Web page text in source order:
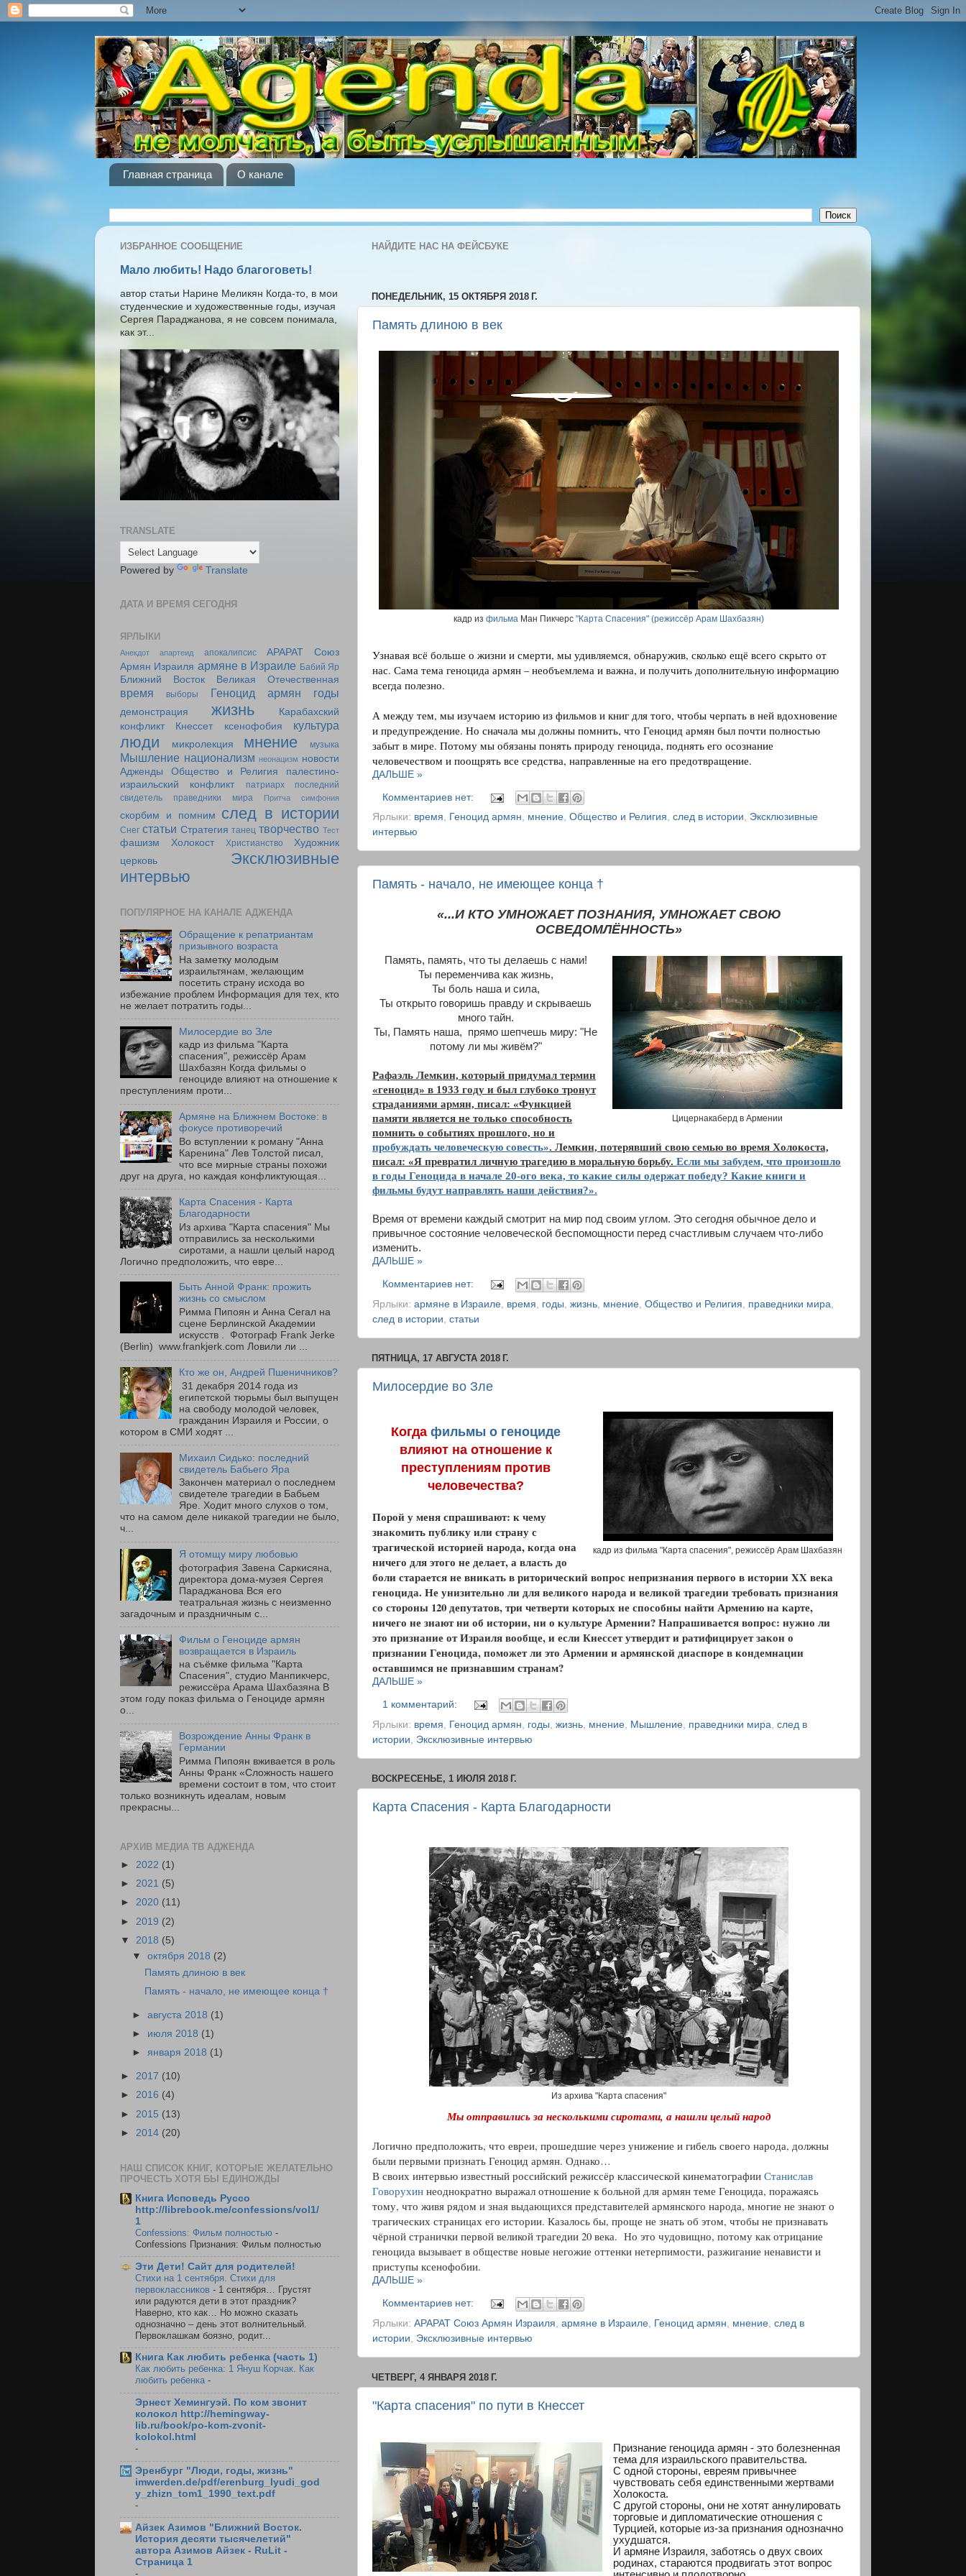
Главная страница О канале
НАЙДИТЕ НАС НА ФЕЙСБУКЕ
ПОНЕДЕЛЬНИК, 15 ОКТЯБРЯ 2018 Г.
Память длиною в век
кадр из фильма Ман Пикчерс "Карта Спасения" (режиссёр Арам Шахбазян)
Узнавая всё больше о жизни и смерти, мы удивляемся, обнаружив, сколько ещё всего скрыто от
нас. Сама тема геноцида армян – необъемлема и важна, и получить дополнительную информацию
А между тем, мы изучаем историю из фильмов и книг для того, чтобы черпать в ней вдохновение
и предупреждение. Но сначала мы должны помнить, что Геноцид армян был почти полностью
забыт в мире. Потому мы обязаны понять природу геноцида, поднять его осознание
человечеством и поощрять все средства, направленные на его предотвращение.
ДАЛЬШЕ »
Комментариев нет:
Ярлыки: время, Геноцид армян, мнение, Общество и Религия, след в истории, Эксклюзивные
интервью
Память - начало, не имеющее конца †
«...И КТО УМНОЖАЕТ ПОЗНАНИЯ, УМНОЖАЕТ СВОЮ
ОСВЕДОМЛЁННОСТЬ»
Цицернакаберд в Армении
Память, память, что ты делаешь с нами!
Ты переменчива как жизнь,
Ты боль наша и сила,
Ты открыто говоришь правду и скрываешь
много тайн.
Ты, Память наша, прямо шепчешь миру: "Не
потому ли мы живём?"
Рафаэль Лемкин, который придумал термин
«геноцид» в 1933 году и был глубоко тронут
страданиями армян, писал: «Функцией
памяти является не только способность
помнить о событиях прошлого, но и
пробуждать человеческую совесть». Лемкин, потерявший свою семью во время Холокоста,
писал: «Я превратил личную трагедию в моральную борьбу. Если мы забудем, что произошло
в годы Геноцида в начале 20-ого века, то какие силы одержат победу? Какие книги и
фильмы будут направлять наши действия?».
Время от времени каждый смотрит на мир под своим углом. Это сегодня обычное дело и
привычное состояние человеческой беспомощности перед счастливым случаем что-либо
изменить.
ДАЛЬШЕ »
Комментариев нет:
Ярлыки: армяне в Израиле время годы жизнь мнение Общество и Религия праведники мира
след в истории статьи
ПЯТНИЦА, 17 АВГУСТА 2018 Г.
Милосердие во Зле
кадр из фильма "Карта спасения", режиссёр Арам Шахбазян
Когдафильмы о геноциде
влияют на отношение к
преступлениям против
человечества?
Порой у меня спрашивают: к чему
знакомить публику или страну с
трагической историей народа, когда она
ничего для этого не делает, а власть до
боли старается не вникать в риторический вопрос непризнания первого в историиXXвека
геноцида. Не унизительно ли для великого народа и великой трагедии требовать признания
со стороны 120 депутатов, три четверти которых не способны найти Армению на карте,
ничего не знают ни об истории, ни о культуре Армении? Напрашивается вопрос: нужно ли
это признание от Израиля вообще, и если Кнессет утвердит и ратифицирует закон о
признании Геноцида, поможет ли это Армении и армянской диаспоре в кондемнации
оставшимся не признавшим странам?
ДАЛЬШЕ »
1 комментарий:
Ярлыки: время Геноцид армян годы жизнь мнение Мышление праведники мира след в
истории
Эксклюзивные интервью
ВОСКРЕСЕНЬЕ, 1 ИЮЛЯ 2018 Г.
Карта Спасения - Карта Благодарности
Из архива "Карта спасения"
Мы отправились за несколькими сиротами, а нашли целый народ
Логично предположить, что евреи, прошедшие через унижение и гибель своего народа, должны
были первыми признать Геноцид армян. Однако…
В своих интервью известный российский режиссёр классической кинематографии Станислав
Говорухин неоднократно выражал отношение к больной для армян теме Геноцида, поражаясь
тому, что живя рядом и зная выдающихся представителей армянского народа, многие не знают о
трагических страницах его истории. Казалось бы, проще не знать об этом, чтобы не признавать
чёрной странички первой великой трагедии 20 века. Но это чудовищно, потому как отрицание
геноцида вызывает в обществе новые негожие оттенки нетерпимости, разжигание ненависти и
приступы ксенофобии.
ДАЛЬШЕ »
Комментариев нет:
Ярлыки: АРАРАТ Союз Армян Израиля армяне в Израиле Геноцид армян мнение след в
истории
Эксклюзивные интервью
ЧЕТВЕРГ, 4 ЯНВАРЯ 2018 Г.
"Карта спасения" по пути в Кнессет
Признание геноцида армян - это болезненная
тема для израильского правительства.
С одной стороны, евреям привычнее
чувствовать себя единственными жертвами
Холокоста.
С другой стороны, они не хотят аннулировать
торговые и дипломатические отношения с
Турцией, которые из-за признания однозначно
ухудшатся.
И армяне Израиля, заботясь о двух своих
родинах, стараются продвигать этот вопрос
ИЗБРАННОЕ СООБЩЕНИЕ
Мало любить! Надо благоговеть!
автор статьи Нарине Меликян Когда-то, в мои
студенческие и художественные годы, изучая
Сергея Параджанова, я не совсем понимала,
как эт...
TRANSLATE
Powered by Translate
ДАТА И ВРЕМЯ СЕГОДНЯ
ЯРЛЫКИ
Анекдот апартеид апокалипсис
АРАРАТ Союз
Армян Израиля армяне в Израиле Бабий Яр
Ближний Восток Великая Отечественная
время выборы Геноцид армян годы
демонстрация жизнь
Карабахский
конфликт
Кнессет ксенофобия культура
люди микролекция мнение музыка
Мышление национализм неонацизм новости
Адженды
Общество и Религия
палестино-
израильский конфликт
патриарх
последний
свидетель
праведники мира Притча симфония
скорбим и помним след в истории
Снег статьи Стратегия танец творчество Тест
фашизм Холокост Христианство
Художник
церковь
Эксклюзивные
интервью
ПОПУЛЯРНОЕ НА КАНАЛЕ АДЖЕНДА
Обращение к репатриантам
призывного возраста
На заметку молодым
израильтянам, желающим
посетить страну исхода во
избежание проблем Информация для тех, кто
не желает потратить годы...
Милосердие во Зле
кадр из фильма "Карта
спасения", режиссёр Арам
Шахбазян Когда фильмы о
геноциде влияют на отношение к
преступлениям проти...
Армяне на Ближнем Востоке: в
фокусе противоречий
Во вступлении к роману "Анна
Каренина" Лев Толстой писал,
что все мирные страны похожи
друг на друга, но каждая конфликтующая...
Карта Спасения - Карта
Благодарности
Из архива "Карта спасения" Мы
отправились за несколькими
сиротами, а нашли целый народ
Логично предположить, что евре...
Быть Анной Франк: прожить
жизнь со смыслом
Римма Пипоян и Анна Сегал на
сцене Берлинской Академии
искусств . Фотограф Frank Jerke
(Berlin) www.frankjerk.com Ловили ли ...
Кто же он, Андрей Пшеничников?
31 декабря 2014 года из
египетской тюрьмы был выпущен
на свободу молодой человек,
гражданин Израиля и России, о
котором в СМИ ходят ...
Михаил Сидько: последний
свидетель Бабьего Яра
Закончен материал о последнем
свидетеле трагедии в Бабьем
Яре. Ходит много слухов о том,
что на самом деле никакой трагедии не было,
ч...
Я отомщу миру любовью
фотография Завена Саркисяна,
директора дома-музея Сергея
Параджанова Вся его
театральная жизнь с неизменно
загадочным и праздничным с...
Фильм о Геноциде армян
возвращается в Израиль
на съёмке фильма "Карта
Спасения", студио Манпикчерс,
режиссёра Арама Шахбазяна В
этом году показ фильма о Геноциде армян
о...
Возрождение Анны Франк в
Германии
Римма Пипоян вживается в роль
Анны Франк «Сложность нашего
времени состоит в том, что стоит
только возникнуть идеалам, новым
прекрасны...
АРХИВ МЕДИА ТВ АДЖЕНДА
► 2022 (1)
► 2021 (5)
► 2020 (11)
► 2019 (2)
▼ 2018 (5)
▼октября 2018 (2)
Память длиною в век
Память - начало, не имеющее конца †
►августа 2018 (1)
► июля 2018 (1)
►января 2018 (1)
► 2017 (10)
► 2016 (4)
► 2015 (13)
► 2014 (20)
НАШ СПИСОК КНИГ, КОТОРЫЕ ЖЕЛАТЕЛЬНО
ПРОЧЕСТЬ ХОТЯ БЫ ЕДИНОЖДЫ
Книга Исповедь Руссо
http://librebook.me/confessions/vol1/
1
Confessions: Фильм полностью -
Confessions Признания: Фильм полностью
Эти Дети! Cайт для родителей!
Стихи на 1 сентября. Стихи для
первоклассников - 1 сентября… Грустят
или радуются дети в этот праздник?
Наверно, кто как… Но можно сказать
однозначно – день этот волнительный.
Первоклашкам боязно, родит...
Книга Как любить ребенка (часть 1)
Как любить ребенка: 1 Януш Корчак. Как
любить ребенка -
Эрнест Хемингуэй. По ком звонит
колокол http://hemingway-
lib.ru/book/po-kom-zvonit-
kolokol.html
-
Эренбург "Люди, годы, жизнь"
imwerden.de/pdf/erenburg_lyudi_god
y_zhizn_tom1_1990_text.pdf
-
Айзек Азимов "Ближний Восток.
История десяти тысячелетий"
автора Азимов Айзек - RuLit -
Страница 1
-